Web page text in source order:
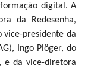
digital. A
da Redesenha,
presidente da
Ingo Plöger, do
e da vice-diretora